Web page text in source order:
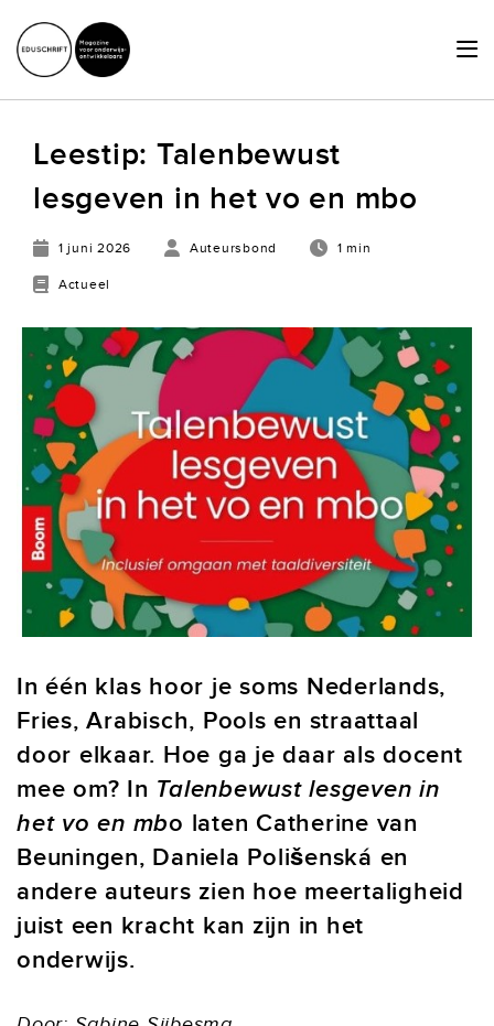
ACTUEEL
SCHRIJVERSHUB
ACHTERGRONDEN
JURIDISCHE ZAKEN
OVER ONS
LID WORDEN
Leestip: Talenbewust
lesgeven in het vo en mbo
1 juni 2026 Auteursbond 1 min
Actueel
In één klas hoor je soms Nederlands,
Fries, Arabisch, Pools en straattaal
door elkaar. Hoe ga je daar als docent
mee om? In Talenbewust lesgeven in
het vo en mbo laten Catherine van
Beuningen, Daniela Polišenská en
andere auteurs zien hoe meertaligheid
juist een kracht kan zijn in het
onderwijs.